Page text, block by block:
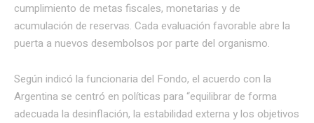
cumplimiento de metas fiscales, monetarias y de
acumulación de reservas. Cada evaluación favorable abre la
puerta a nuevos desembolsos por parte del organismo.
Según indicó la funcionaria del Fondo, el acuerdo con la
Argentina se centró en políticas para “equilibrar de forma
adecuada la desinflación, la estabilidad externa y los objetivos